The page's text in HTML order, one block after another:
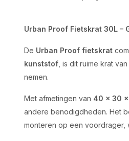
Urban Proof Fietskrat 30L –
De Urban Proof fietskrat
kunststof , is dit ruime krat van
nemen.
Met afmetingen van 40 x 30
andere benodigdheden. Het
monteren op een voordrager,